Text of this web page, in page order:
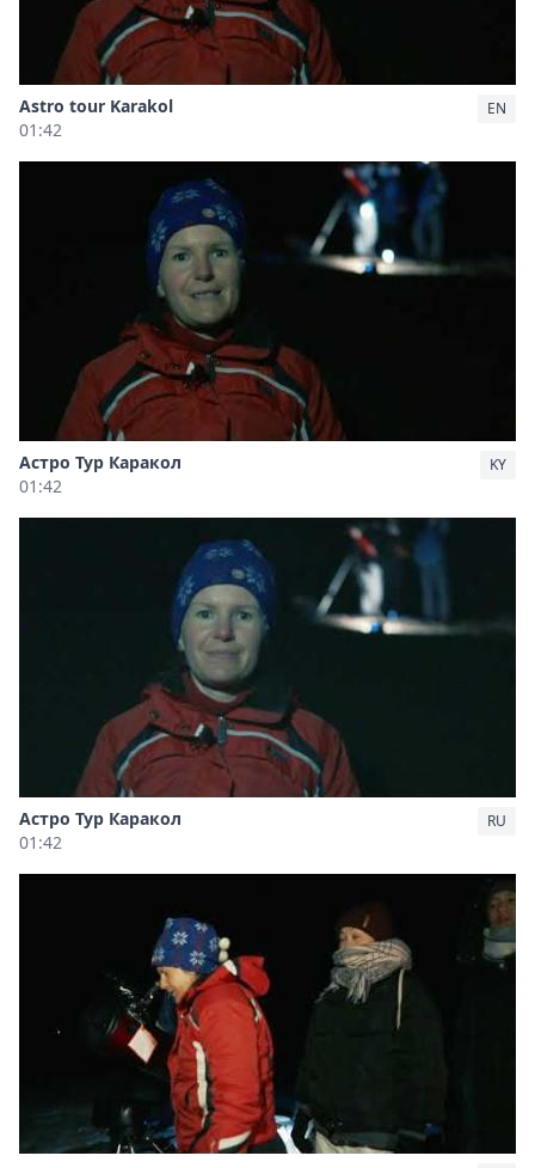
Astro tour Karakol
01:42
EN
Астро Тур Каракол
01:42
KY
Астро Тур Каракол
01:42
RU